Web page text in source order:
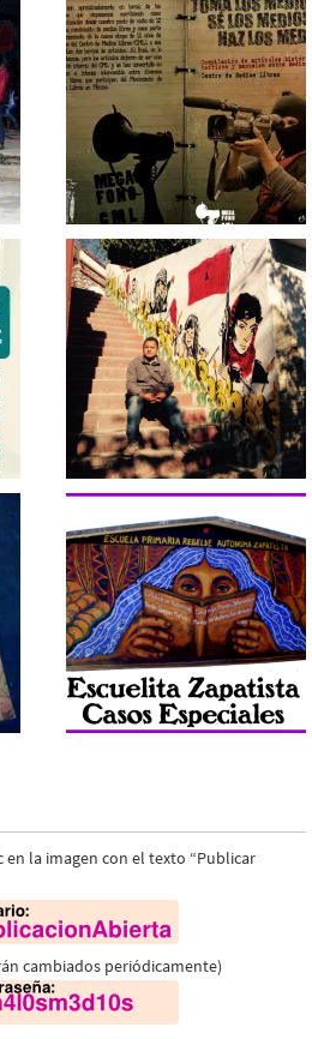
en la imagen con el texto “Publicar
cambiados periódicamente)